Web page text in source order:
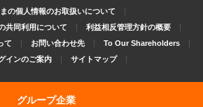
の個人情報のお取扱いについて
共同利用について
利益相反管理方針の概要
て
お問い合わせ先
To Our Shareholders
インのご案内
サイトマップ
グループ企業